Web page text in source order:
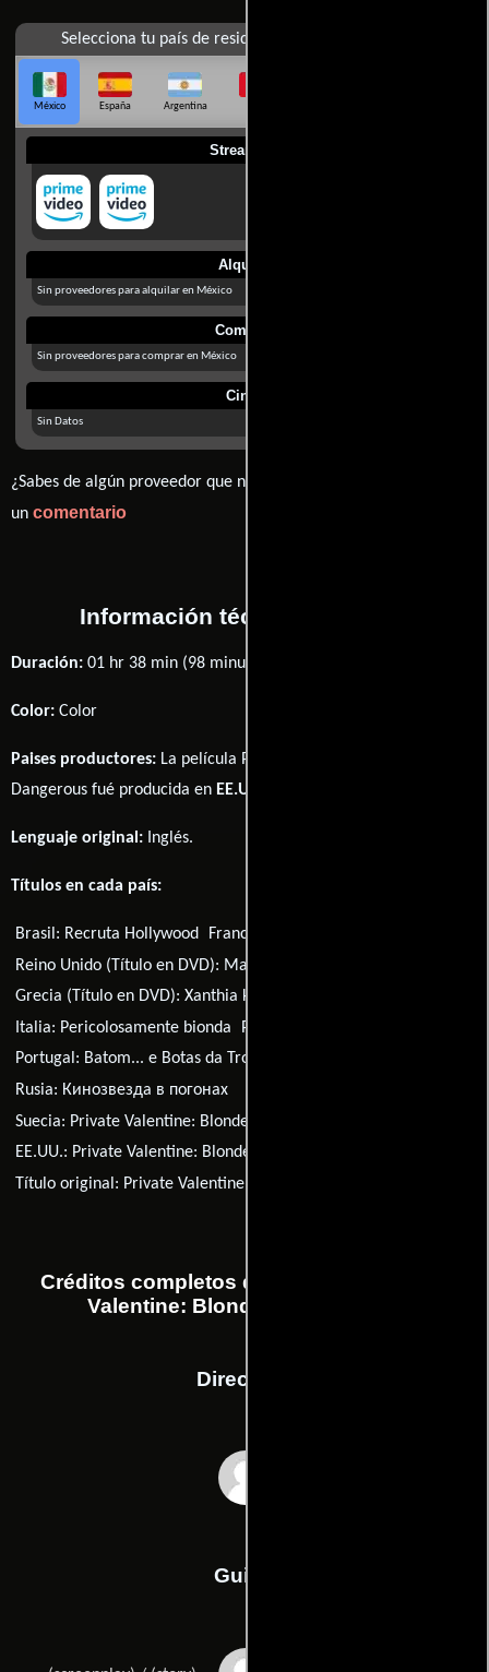
Selecciona tu país de residencia
México España Argentina
Streaming
Alquilar
Sin proveedores para alquilar en México
Comprar
Sin proveedores para comprar en México
Cines
Sin Datos
¿Sabes de algún proveedor que no estamos mostrando? déjanos
un comentario
Información técnica y general
Duración: 01 hr 38 min (98 minutos) .
Color: Color
Paises productores: La película Private Valentine: Blonde &
Dangerous fué producida en EE.UU.
Lenguaje original: Inglés.
Títulos en cada país:
Brasil: Recruta Hollywood Francia:
Reino Unido (Título en DVD): Major Movie Star
Grecia (Título en DVD):Xanthia kommando
Italia: Pericolosamente bionda Polonia:
Portugal: Batom... e Botas da Tropa
Rusia: Кинозвезда в погонах
Suecia: Private Valentine: Blonde & Dangerous
EE.UU.: Private Valentine: Blonde & Dangerous
Título original: Private Valentine: Blonde & Dangerous
Créditos completos de la película Private
Valentine: Blonde & Dangerous
Dirección
Guión